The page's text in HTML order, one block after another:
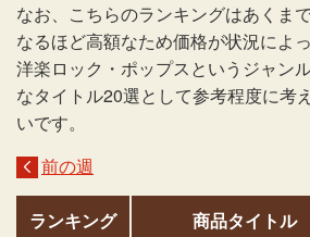
なお、こちらのランキングはあくま
なるほど高額なため価格が状況によ
洋楽ロック・ポップスというジャン
なタイトル20選として参考程度に考
いです。
前の週
ランキング 商品タイトル